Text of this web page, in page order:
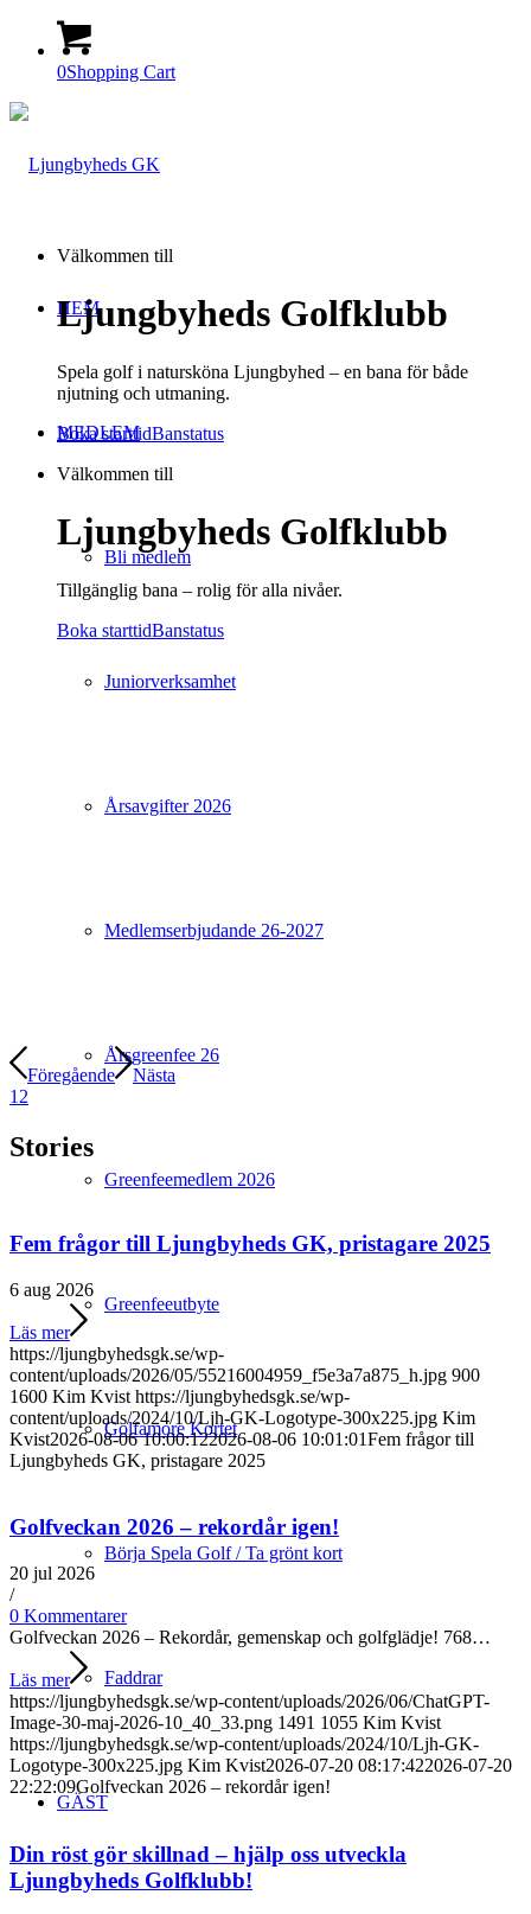
0Shopping Cart
HEM
MEDLEM
Bli medlem
Juniorverksamhet
Årsavgifter 2026
Medlemserbjudande 26-2027
Årsgreenfee 26
Greenfeemedlem 2026
Greenfeeutbyte
Golfamore Kortet
Börja Spela Golf / Ta grönt kort
Faddrar
GÄST
Välkommen till
Ljungbyheds Golfklubb
Spela golf i natursköna Ljungbyhed – en bana för både
njutning och utmaning.
Boka starttidBanstatus
Välkommen till
Ljungbyheds Golfklubb
Tillgänglig bana – rolig för alla nivåer.
Boka starttidBanstatus
Föregående
Nästa
1 2
Stories
Fem frågor till Ljungbyheds GK, pristagare 2025
6 aug 2026
Läs mer
https://ljungbyhedsgk.se/wp-
content/uploads/2026/05/55216004959_f5e3a7a875_h.jpg 900
1600 Kim Kvist https://ljungbyhedsgk.se/wp-
content/uploads/2024/10/Ljh-GK-Logotype-300x225.jpg Kim
Kvist2026-08-06 10:00:122026-08-06 10:01:01Fem frågor till
Ljungbyheds GK, pristagare 2025
Golfveckan 2026 – rekordår igen!
20 jul 2026
/
0 Kommentarer
Golfveckan 2026 – Rekordår, gemenskap och golfglädje! 768…
Läs mer
https://ljungbyhedsgk.se/wp-content/uploads/2026/06/ChatGPT-
Image-30-maj-2026-10_40_33.png 1491 1055 Kim Kvist
https://ljungbyhedsgk.se/wp-content/uploads/2024/10/Ljh-GK-
Logotype-300x225.jpg Kim Kvist2026-07-20 08:17:422026-07-20
22:22:09Golfveckan 2026 – rekordår igen!
Din röst gör skillnad – hjälp oss utveckla
Ljungbyheds Golfklubb!